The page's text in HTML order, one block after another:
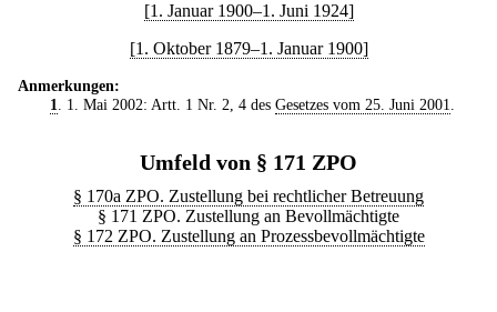
[1. Januar 1900–1. Juni 1924]
[1. Oktober 1879–1. Januar 1900]
Anmerkungen:
1
. 1. Mai 2002: Artt. 1 Nr. 2, 4 des Gesetzes vom 25. Juni 2001
Umfeld von § 171 ZPO
§ 170a ZPO. Zustellung bei rechtlicher Betreuung
§ 171 ZPO. Zustellung an Bevollmächtigte
§ 172 ZPO. Zustellung an Prozessbevollmächtigte